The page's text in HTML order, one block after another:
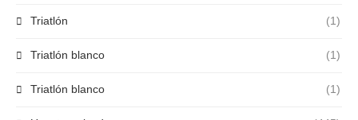
Triatlón (1)
Triatlón blanco (1)
Triatlón blanco (1)